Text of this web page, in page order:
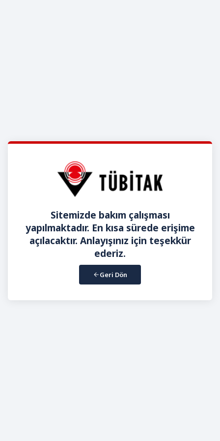
Sitemizde bakım çalışması
yapılmaktadır. En kısa sürede erişime
açılacaktır. Anlayışınız için teşekkür
ederiz.
Geri Dön